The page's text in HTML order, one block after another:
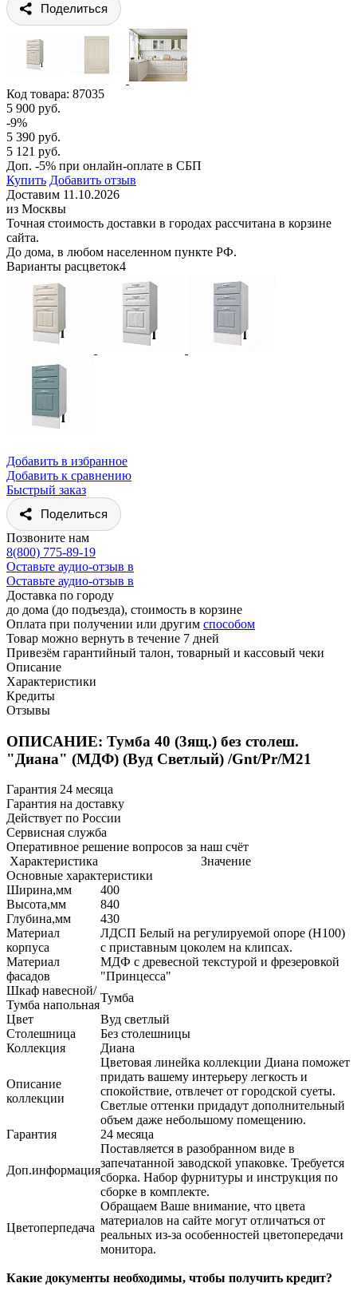
Поделиться
Код товара: 87035
5 900 руб.
-9%
5 390 руб.
5 121 руб.
Доп. -5% при онлайн-оплате в СБП
Купить Добавить отзыв
Доставим 11.10.2026
из Москвы
Точная стоимость доставки в городах рассчитана в корзине
сайта.
До дома, в любом населенном пункте РФ.
Варианты расцветок4
Добавить в избранное
Добавить к сравнению
Быстрый заказ
Поделиться
Позвоните нам
8(800) 775-89-19
Оставьте аудио-отзыв в
Оставьте аудио-отзыв в
Доставка по городу
до дома (до подъезда), стоимость в корзине
Оплата при получении или другим способом
Товар можно вернуть в течение 7 дней
Привезём гарантийный талон, товарный и кассовый чеки
Описание
Характеристики
Кредиты
Отзывы
ОПИСАНИЕ: Тумба 40 (3ящ.) без столеш.
"Диана" (МДФ) (Вуд Светлый) /Gnt/Pr/М21
Гарантия 24 месяца
Гарантия на доставку
Действует по России
Сервисная служба
Оперативное решение вопросов за наш счёт
Характеристика
Значение
Основные характеристики
Ширина,мм
400
Высота,мм
840
Глубина,мм
430
Материал
корпуса
ЛДСП Белый на регулируемой опоре (H100)
с приставным цоколем на клипсах.
Материал
фасадов
МДФ с древесной текстурой и фрезеровкой
"Принцесса"
Шкаф навесной/
Тумба напольная
Тумба
Цвет
Вуд светлый
Столешница
Без столешницы
Коллекция
Диана
Описание
коллекции
Цветовая линейка коллекции Диана поможет
придать вашему интерьеру легкость и
спокойствие, отвлечет от городской суеты.
Светлые оттенки придадут дополнительный
объем даже небольшому помещению.
Гарантия
24 месяца
Доп.информация
Поставляется в разобранном виде в
запечатанной заводской упаковке. Требуется
сборка. Набор фурнитуры и инструкция по
сборке в комплекте.
Цветоперпедача
Обращаем Ваше внимание, что цвета
материалов на сайте могут отличаться от
реальных из-за особенностей цветопередачи
монитора.
Какие документы необходимы, чтобы получить кредит?